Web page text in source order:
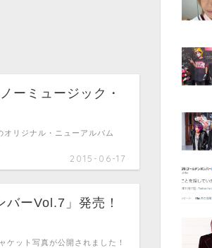
ーミュージック・
2015-06-17
リジナル・ニューアルバム
ーVol.7」発売！
ット写真が公開されました！